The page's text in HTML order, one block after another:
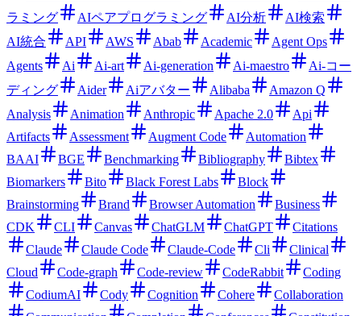
ラミング
AIペアプログラミング AI分析
AI検索
AI統合
API AWS Abab Academic
Agent Ops
Agents
Ai Ai-art Ai-generation Ai-maestro
Ai-コー
ディング
Aider Aiアバター Alibaba
Amazon Q
Analysis
Animation Anthropic Apache 2.0
Api
Artifacts
Assessment Augment Code
Automation
BAAI
BGE Benchmarking Bibliography
Bibtex
Biomarkers
Bito Black Forest Labs
Block
Brainstorming
Brand Browser Automation
Business
CDK
CLI Canvas ChatGLM ChatGPT
Citations
Claude
Claude Code Claude-Code Cli
Clinical
Cloud
Code-graph Code-review CodeRabbit
Coding
CodiumAI
Cody Cognition Cohere
Collaboration